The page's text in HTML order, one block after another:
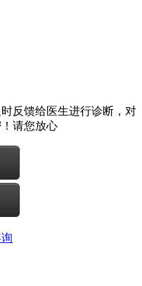
反馈给医生进行诊断，对
请您放心